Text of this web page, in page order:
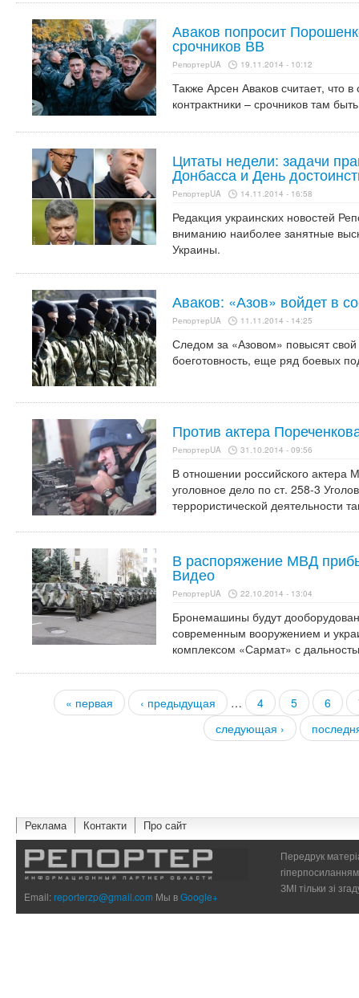
Аваков попросит
срочников ВВ
РепортерUA 19.11.2014 - 10:12
Также Арсен Аваков считает, что
контрактники – срочников там
Цитаты недели: задачи
Донбасса и День
РепортерUA 14.11.2014 - 16:58
Редакция украинских новостей
вниманию наиболее занятные
Украины.
Аваков: «Азов» войдет в
РепортерUA 11.11.2014 - 14:25
Следом за «Азовом» повысят свой
боеготовность, еще ряд боевых
Против актера
РепортерUA 31.10.2014 - 09:56
В отношении российского актера
уголовное дело по ст. 258-3
террористической деятельности
В распоряжение МВД
Видео
РепортерUA 22.10.2014 - 13:04
Бронемашины будут
современным вооружением и
комплексом «Сармат» с
Страницы
« первая ‹ предыдущая … 4 5 6
следующая ›
Реклама Контакти Про сайт
Email:reporterzp@gmail.com Мы вGoogle+
Передрук
ЗМІ тільки зі